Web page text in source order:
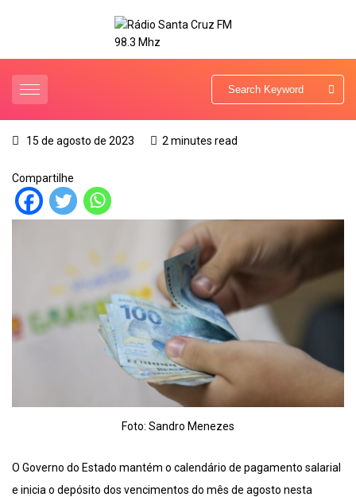
15 de agosto de 2023 2 minutes read
Compartilhe
Foto: Sandro Menezes
O Governo do Estado mantém o calendário de pagamento salarial
e inicia o depósito dos vencimentos do mês de agosto nesta